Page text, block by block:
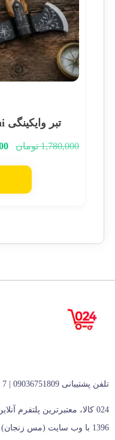
تبر وایکینگی Mini
1,780,000 تومان
تلفن پشتیبانی 09036751809 | 7 روز هفته، 24 ساعته پاسخگوی شما هستیم
024 کالا، معتبرترین